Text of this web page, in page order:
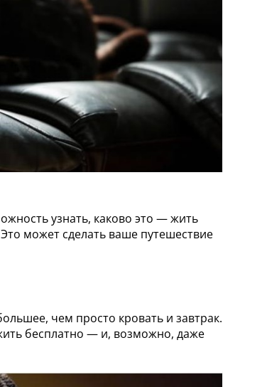
узнать, каково это — жить
может сделать ваше путешествие
чем просто кровать и завтрак.
бесплатно — и, возможно, даже